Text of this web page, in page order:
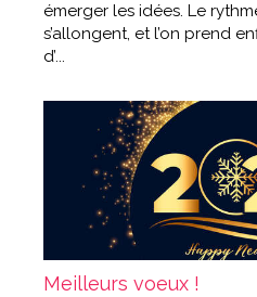
émerger les idées. Le
s’allongent, et l’on prend
d’...
Meilleurs voeux !